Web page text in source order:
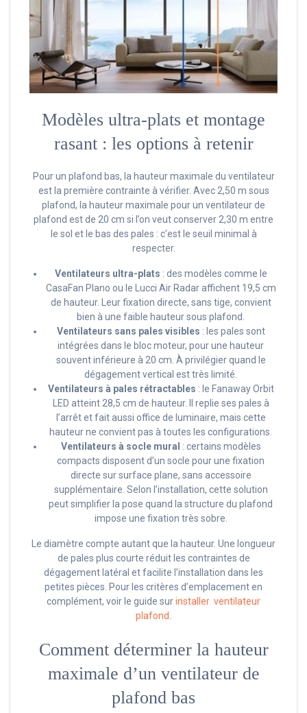
Modèles ultra-plats et montage
rasant : les options à retenir
Pour un plafond bas, la hauteur maximale du ventilateur
est la première contrainte à vérifier. Avec 2,50 m sous
plafond, la hauteur maximale pour un ventilateur de
plafond est de 20 cm si l’on veut conserver 2,30 m entre
le sol et le bas des pales : c’est le seuil minimal à
respecter.
Ventilateurs ultra-plats : des modèles comme le
CasaFan Plano ou le Lucci Air Radar affichent 19,5 cm
de hauteur. Leur fixation directe, sans tige, convient
bien à une faible hauteur sous plafond.
Ventilateurs sans pales visibles : les pales sont
intégrées dans le bloc moteur, pour une hauteur
souvent inférieure à 20 cm. À privilégier quand le
dégagement vertical est très limité.
Ventilateurs à pales rétractables : le Fanaway Orbit
LED atteint 28,5 cm de hauteur. Il replie ses pales à
l’arrêt et fait aussi office de luminaire, mais cette
hauteur ne convient pas à toutes les configurations.
Ventilateurs à socle mural : certains modèles
compacts disposent d’un socle pour une fixation
directe sur surface plane, sans accessoire
supplémentaire. Selon l’installation, cette solution
peut simplifier la pose quand la structure du plafond
impose une fixation très sobre.
Le diamètre compte autant que la hauteur. Une longueur
de pales plus courte réduit les contraintes de
dégagement latéral et facilite l’installation dans les
petites pièces. Pour les critères d’emplacement en
complément, voir le guide surinstaller ventilateur
plafond
Comment déterminer la hauteur
maximale d’un ventilateur de
plafond bas